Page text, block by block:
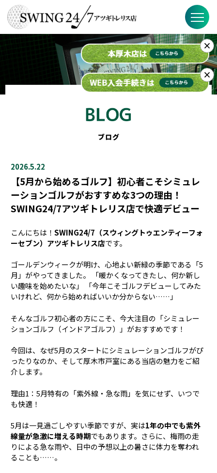
SWING24/7の特徴
料金
スケジュール
店舗概要
ブログ
2026.5.22
【5月から始めるゴルフ】初心者こそシミュレ
ーションゴルフがおすすめな3つの理由！
SWING24/7アツギトレリス店で快適デビュー
こんにちは！SWING24/7（スウィングトゥエンティーフォ
ーセブン）アツギトレリス店です。
ゴールデンウィークが明け、心地よい新緑の季節である「5
月」がやってきました。 「暖かくなってきたし、何か新し
い趣味を始めたいな」 「今年こそゴルフデビューしてみた
いけれど、何から始めればいいか分からない……」
そんなゴルフ初心者の方にこそ、今大注目の「シミュレー
ションゴルフ（インドアゴルフ）」がおすすめです！
今回は、なぜ5月のスタートにシミュレーションゴルフがぴ
ったりなのか、そして厚木市戸室にある当店の魅力をご紹
介します。
理由1：5月特有の「紫外線・急な雨」を気にせず、いつで
も快適！
5月は一見過ごしやすい季節ですが、実は1年の中でも紫外
線量が急激に増える時期でもあります。さらに、梅雨の走
りによる急な雨や、日中の予想以上の暑さに体力を奪われ
ることも……。
×
×